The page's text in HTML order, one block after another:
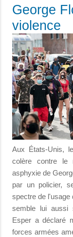
George
violence
Aux États-Unis,
colère contre le
asphyxie de
par un policier,
spectre de l'usage
semble lui aussi
Esper a déclaré
forces armées